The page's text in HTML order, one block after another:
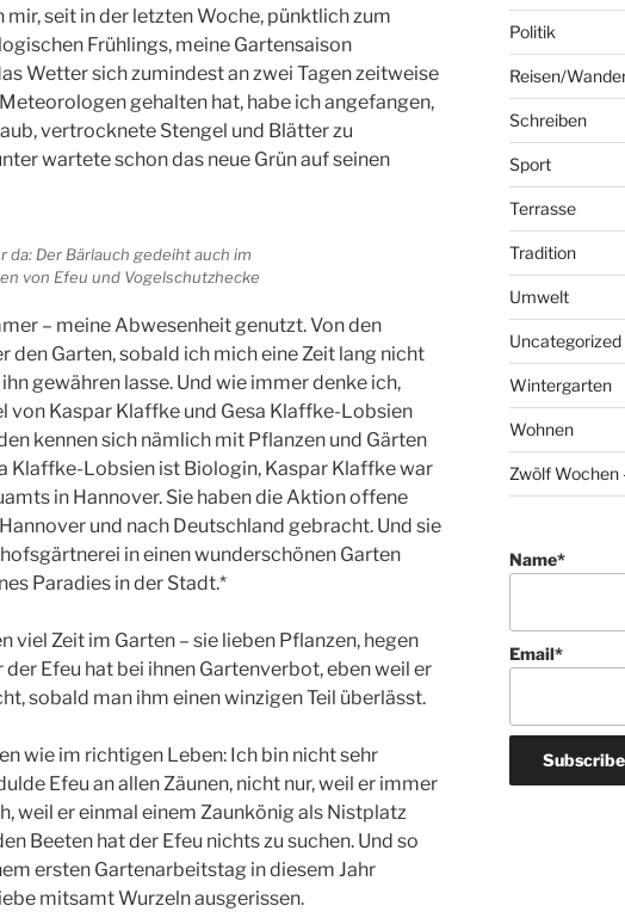
mir, seit in der letzten Woche, pünktlich zum
Frühlings, meine Gartensaison
Wetter sich zumindest an zwei Tagen zeitweise
gehalten hat, habe ich angefangen,
vertrocknete Stengel und Blätter zu
wartete schon das neue Grün auf seinen
da: Der Bärlauch gedeiht auch im
von Efeu und Vogelschutzhecke
– meine Abwesenheit genutzt. Von den
den Garten, sobald ich mich eine Zeit lang nicht
gewähren lasse. Und wie immer denke ich,
von Kaspar Klaffke und Gesa Klaffke-Lobsien
kennen sich nämlich mit Pflanzen und Gärten
Klaffke-Lobsien ist Biologin, Kaspar Klaffke war
in Hannover. Sie haben die Aktion offene
und nach Deutschland gebracht. Und sie
in einen wunderschönen Garten
Paradies in der Stadt.*
viel Zeit im Garten – sie lieben Pflanzen, hegen
der Efeu hat bei ihnen Gartenverbot, eben weil er
sobald man ihm einen winzigen Teil überlässt.
wie im richtigen Leben: Ich bin nicht sehr
Efeu an allen Zäunen, nicht nur, weil er immer
weil er einmal einem Zaunkönig als Nistplatz
Beeten hat der Efeu nichts zu suchen. Und so
ersten Gartenarbeitstag in diesem Jahr
mitsamt Wurzeln ausgerissen.
Politik
Reisen/
Schreiben
Sport
Terrasse
Tradition
Umwelt
Uncategorized
Wintergarten
Wohnen
Zwölf Wochen
Name*
Email*